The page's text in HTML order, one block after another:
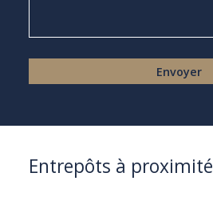
Entrepôts à proximité